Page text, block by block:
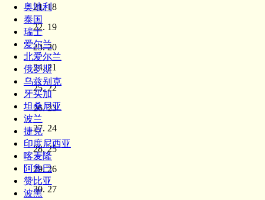
18
19
20
21
22
23
24
25
26
27
奥地利
泰国
瑞士
爱尔兰
北爱尔兰
俄罗斯
乌兹别克
牙买加
坦桑尼亚
波兰
捷克
印度尼西亚
喀麦隆
阿鲁巴
赞比亚
波黑